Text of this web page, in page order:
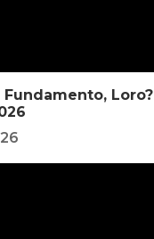
Fundamento, Loro?